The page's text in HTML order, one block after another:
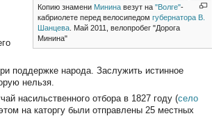
Копию знамени Минина везут на"Волге"-
кабриолете перед велосипедомгубернатора В.
Шанцева . Май 2011, велопробег "Дорога
Минина"
поддержке народа. Заслужить истинное
нельзя.
насильственного отбора в 1827 году (село
на каторгу были отправлены 25 местных